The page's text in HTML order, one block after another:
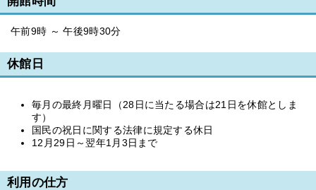
午前9時 ～ 午後9時30分
休館日
毎月の最終月曜日（28日に当たる場合は21日を休館としま
す）
国民の祝日に関する法律に規定する休日
12月29日～翌年1月3日まで
利用の仕方